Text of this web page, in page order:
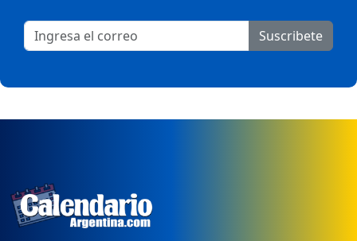
Suscribete